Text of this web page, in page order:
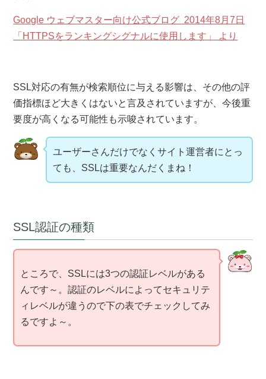
Google ウェブマスター向け公式ブログ 2014年8月7日
「HTTPSをランキングシグナルに使用します」 より
SSL対応の有無が検索順位に与える影響は、その他の評
価指標ほど大きくはないと言及されていますが、今後重
要度が高くなる可能性も示唆されています。
ユーザーさんだけでなくサイト運営者にとっ
ても、SSLは重要なんだくまね！
SSL認証の種類
ところで、SSLには3つの認証レベルがある
んです～。認証のレベルによってセキュリテ
ィレベルが違うので下の表でチェックしてみ
るですよ～。